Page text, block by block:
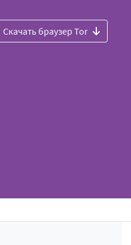
Скачать браузер Tor